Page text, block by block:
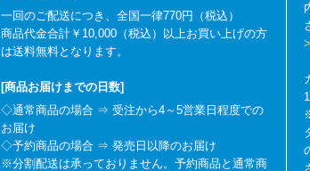
一回のご配送につき、全国一律770円（税込）
商品代金合計￥10,000（税込）以上お買い上げの方
は送料無料となります。
[商品お届けまでの日数]
◇通常商品の場合 ⇒ 受注から4～5営業日程度での
お届け
◇予約商品の場合 ⇒ 発売日以降のお届け
※分割配送は承っておりません。予約商品と通常商